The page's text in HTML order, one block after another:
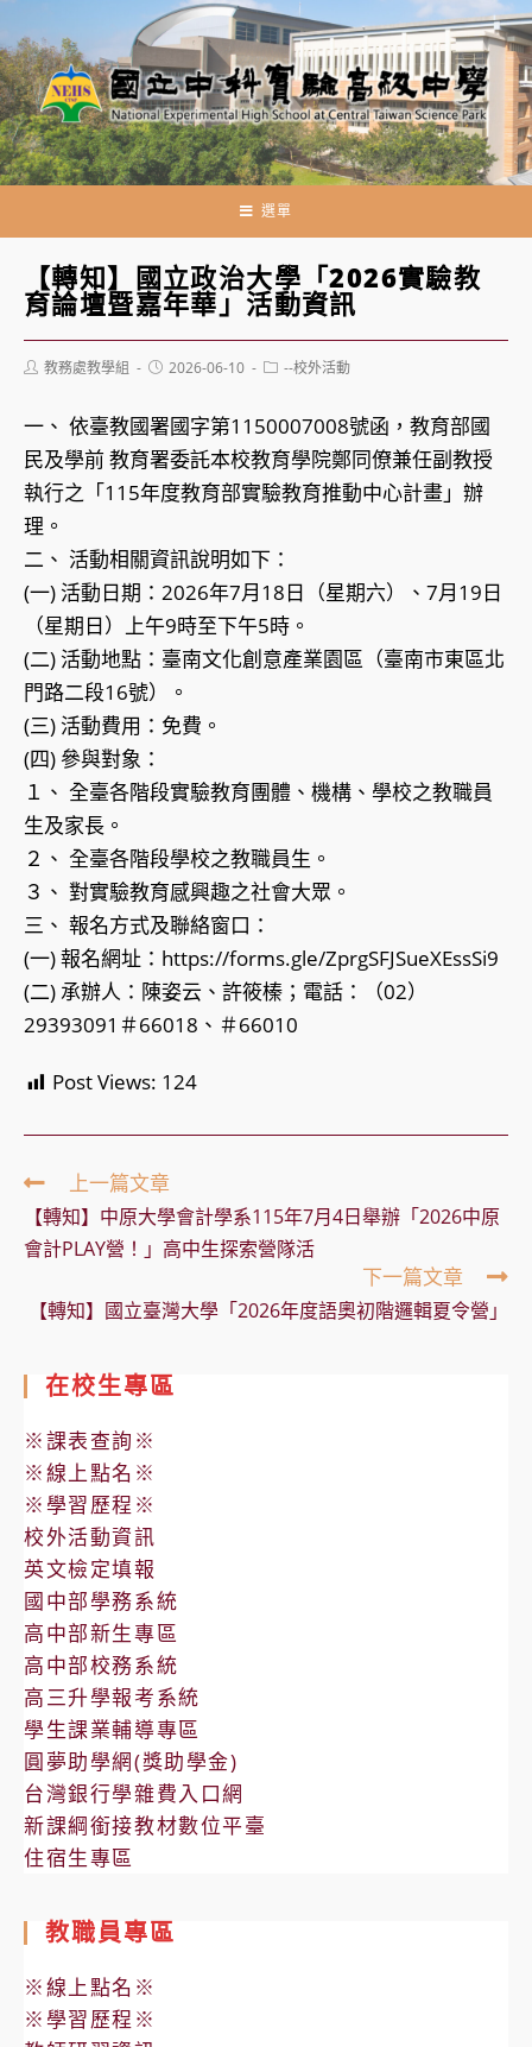
轉
至
主
要
內
選單
【轉知】國立政治大學「2026實驗教
育論壇暨嘉年華」活動資訊
Post教務處教學組
Post2026-06-10
Post--校外活動
一、 依臺教國署國字第1150007008號函，教育部國
民及學前 教育署委託本校教育學院鄭同僚兼任副教授
執⾏之「115年度教育部實驗教育推動中心計畫」辦
理。
二、 活動相關資訊說明如下：
(一) 活動日期：2026年7月18日（星期六）、7月19日
（星期日）上午9時至下午5時。
(二) 活動地點：臺南文化創意產業園區（臺南市東區北
門路二段16號）。
(三) 活動費用：免費。
(四) 參與對象：
１、 全臺各階段實驗教育團體、機構、學校之教職員
生及家長。
２、 全臺各階段學校之教職員生。
３、 對實驗教育感興趣之社會大眾。
三、 報名方式及聯絡窗口：
(一) 報名網址：https://forms.gle/ZprgSFJSueXEssSi9
(二) 承辦人：陳姿云、許筱榛；電話：（02）
29393091＃66018、＃66010
Post Views: 124
Read
more
articles
上一篇文章
【轉知】中原大學會計學系115年7月4日舉辦「2026中原
會計PLAY營！」高中生探索營隊活
下一篇文章
【轉知】國立臺灣大學「2026年度語奧初階邏輯夏令營」
在校生專區
※課表查詢※
※線上點名※
※學習歷程※
校外活動資訊
英文檢定填報
國中部學務系統
高中部新生專區
高中部校務系統
高三升學報考系統
學生課業輔導專區
圓夢助學網(獎助學金)
台灣銀行學雜費入口網
新課綱銜接教材數位平臺
住宿生專區
教職員專區
※線上點名※
※學習歷程※